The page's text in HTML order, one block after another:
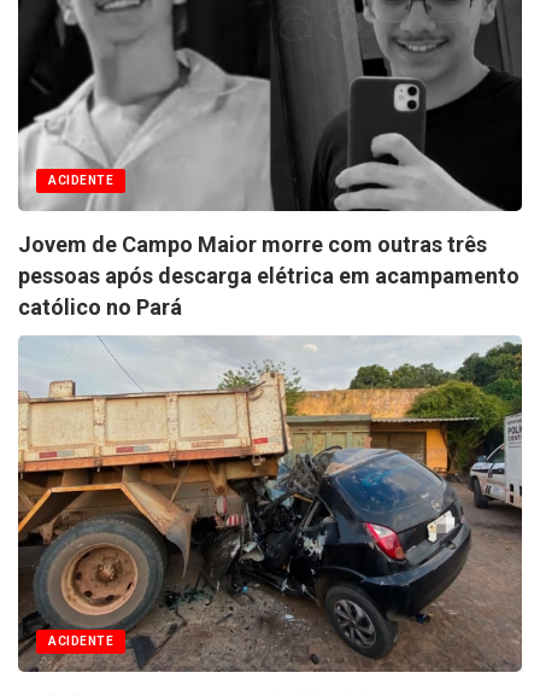
ACIDENTE
Jovem de Campo Maior morre com outras três
pessoas após descarga elétrica em acampamento
católico no Pará
ACIDENTE